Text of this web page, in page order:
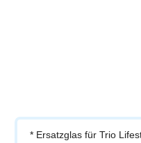
* Ersatzglas für Trio